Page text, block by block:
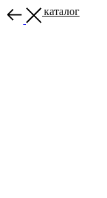
Назад в каталог